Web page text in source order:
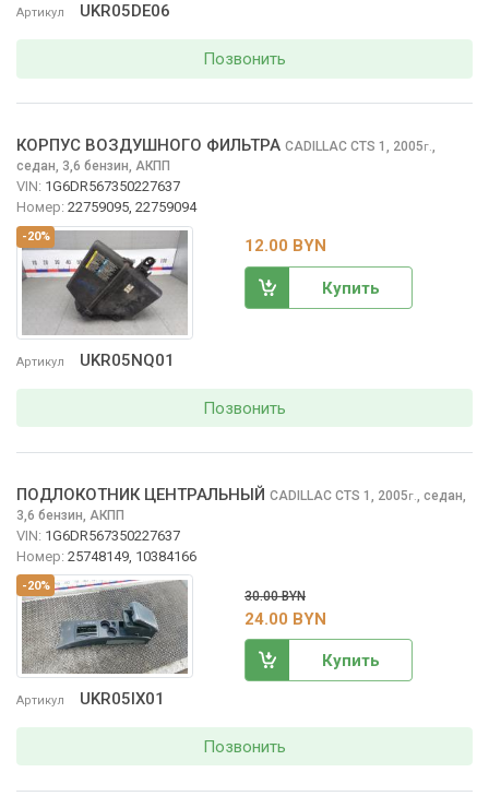
Артикул UKR05DE06
Позвонить
-20%
Артикул UKR05NQ01
КОРПУС ВОЗДУШНОГО ФИЛЬТРА CADILLAC CTS 1, 2005г.,
седан, 3,6 бензин, АКПП
VIN: 1G6DR567350227637
Номер: 22759095, 22759094
12.00 BYN
Купить
Позвонить
-20%
Артикул UKR05IX01
ПОДЛОКОТНИК ЦЕНТРАЛЬНЫЙ CADILLAC CTS 1, 2005г. седан,
3,6 бензин, АКПП
VIN: 1G6DR567350227637
Номер: 25748149, 10384166
30.00 BYN
24.00 BYN
Купить
Позвонить